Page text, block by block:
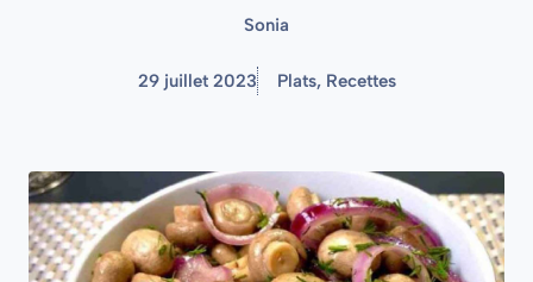
Sonia
29 juillet 2023 Plats, Recettes